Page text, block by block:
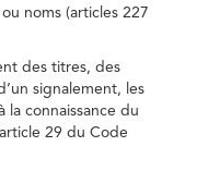
noms (articles 227
des titres, des
signalement, les
connaissance du
29 du Code